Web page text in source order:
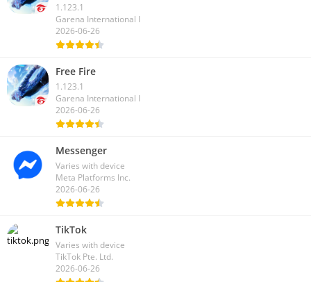
1.123.1
Garena International I
2026-06-26
Free Fire
1.123.1
Garena International I
2026-06-26
Messenger
Varies with device
Meta Platforms Inc.
2026-06-26
TikTok
Varies with device
TikTok Pte. Ltd.
2026-06-26